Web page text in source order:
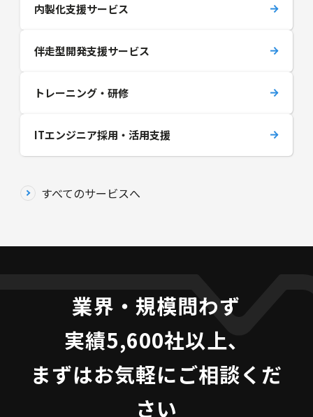
内製化支援サービス
伴走型開発支援サービス
トレーニング・研修
ITエンジニア採用・活用支援
すべてのサービスへ
業界・規模問わず
実績5,600社以上、
まずはお気軽にご相談くだ
さい